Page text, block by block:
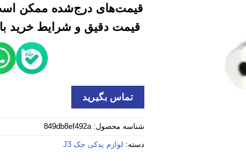
قیمت‌های درج‌شده ممکن است
قیمت دقیق و شرایط خرید
تماس بگیرید
شناسه محصول:849db8ef492a
دسته: لوازم یدکی جک J3